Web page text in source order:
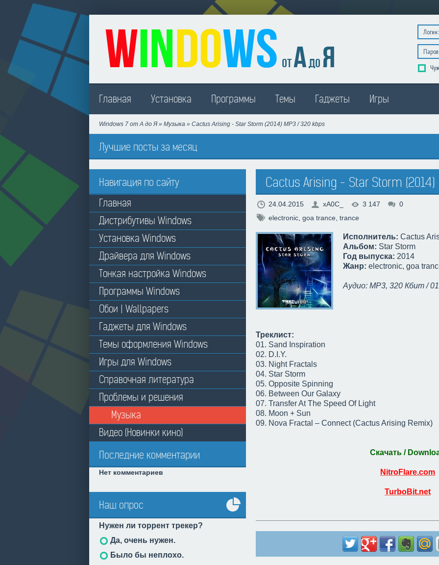
Главная Установка Программы Темы Гаджеты Игры
Windows 7 от А до Я » Музыка » Cactus Arising - Star Storm (2014) MP3 / 320 kbps
Лучшие посты за месяц
Навигация по сайту
Главная
Дистрибутивы Windows
Установка Windows
Драйвера для Windows
Тонкая настройка Windows
Программы Windows
Обои | Wallpapers
Гаджеты для Windows
Темы оформления Windows
Игры для Windows
Справочная литература
Проблемы и решения
Музыка
Видео (Новинки кино)
Последние комментарии
Нет комментариев
Наш опрос
Все
опросы
Нужен ли торрент трекер?
Да, очень нужен.
Было бы неплохо.
Cactus Arising - Star Storm
24.04.2015 xA0C_ 3 147
0
electronic goa trance trance
Исполнитель: Cactus
Альбом: Star Storm
Год выпуска: 2014
Жанр: electronic, goa
Аудио: MP3, 320 Кбит /
Треклист:
01. Sand Inspiration
02. D.I.Y.
03. Night Fractals
04. Star Storm
05. Opposite Spinning
06. Between Our Galaxy
07. Transfer At The Speed Of Light
08. Moon + Sun
09. Nova Fractal – Connect (Cactus Arising Remix)
Скачать /
NitroFlare.com
TurboBit.net